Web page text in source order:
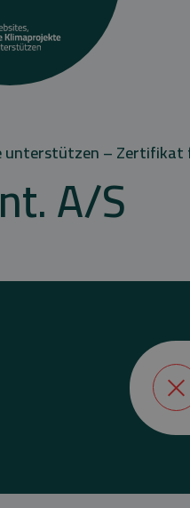
unterstützen – Zertifikat
A/S